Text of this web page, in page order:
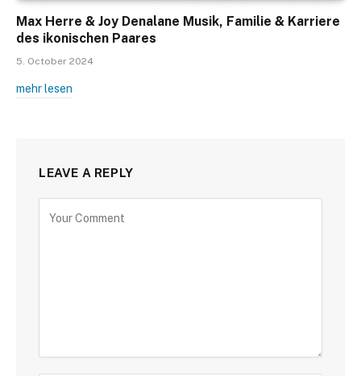
Max Herre & Joy Denalane Musik, Familie & Karriere
des ikonischen Paares
5. October 2024
mehr lesen
LEAVE A REPLY